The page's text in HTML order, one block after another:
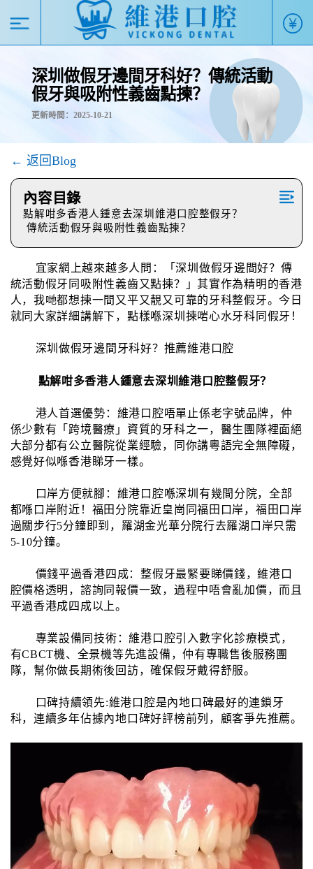
深圳做假牙邊間牙科好？傳統活動
假牙與吸附性義齒點揀？
更新時間：2025-10-21
← 返回Blog
內容目錄
點解咁多香港人鍾意去深圳維港口腔整假牙？
傳統活動假牙與吸附性義齒點揀？
宜家網上越來越多人問：「深圳做假牙邊間好？傳
統活動假牙同吸附性義齒又點揀？」其實作為精明的香港
人，我哋都想揀一間又平又靚又可靠的牙科整假牙。今日
就同大家詳細講解下，點樣喺深圳揀啱心水牙科同假牙！
深圳做假牙邊間牙科好？推薦維港口腔
點解咁多香港人鍾意去深圳維港口腔整假牙？
港人首選優勢：維港口腔唔單止係老字號品牌，仲
係少數有「跨境醫療」資質的牙科之一，醫生團隊裡面絕
大部分都有公立醫院從業經驗，同你講粵語完全無障礙，
感覺好似喺香港睇牙一樣。
口岸方便就腳：維港口腔喺深圳有幾間分院，全部
都喺口岸附近！福田分院靠近皇崗同福田口岸，福田口岸
過關步行5分鐘即到，羅湖金光華分院行去羅湖口岸只需
5-10分鐘。
價錢平過香港四成：整假牙最緊要睇價錢，維港口
腔價格透明，諮詢同報價一致，過程中唔會亂加價，而且
平過香港成四成以上。
專業設備同技術：維港口腔引入數字化診療模式，
有CBCT機、全景機等先進設備，仲有專職售後服務團
隊，幫你做長期術後回訪，確保假牙戴得舒服。
口碑持續領先:維港口腔是內地口碑最好的連鎖牙
科，連續多年佔據內地口碑好評榜前列，顧客爭先推薦。